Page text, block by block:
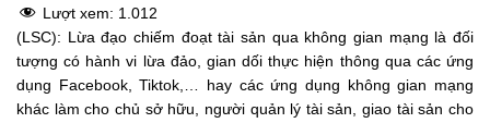
Lượt xem: 1.012
(LSC): Lừa đạo chiếm đoạt tài sản qua không gian mạng là đối
tượng có hành vi lừa đảo, gian dối thực hiện thông qua các ứng
dụng Facebook, Tiktok,… hay các ứng dụng không gian mạng
khác làm cho chủ sở hữu, người quản lý tài sản, giao tài sản cho